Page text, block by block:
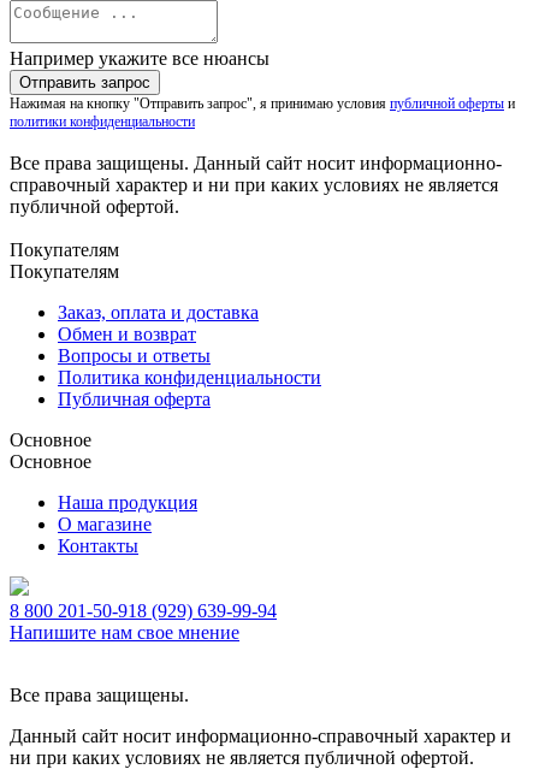
Например укажите все нюансы
Нажимая на кнопку "Отправить запрос", я принимаю условия публичной оферты и
политики конфиденциальности
Все права защищены. Данный сайт носит информационно-
справочный характер и ни при каких условиях не является
публичной офертой.
Покупателям
Покупателям
Заказ, оплата и доставка
Обмен и возврат
Вопросы и ответы
Политика конфиденциальности
Публичная оферта
Основное
Основное
Наша продукция
О магазине
Контакты
8 800 201-50-918 (929) 639-99-94
Напишите нам свое мнение
Все права защищены.
Данный сайт носит информационно-справочный характер и
ни при каких условиях не является публичной офертой.